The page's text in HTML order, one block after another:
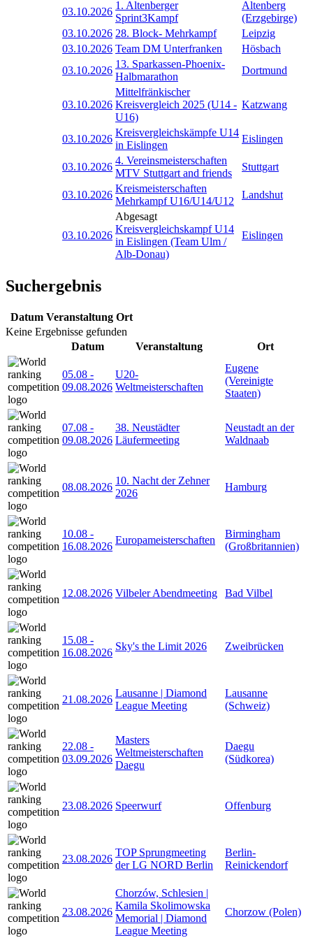
03.10.2026
1. Altenberger
Sprint3Kampf
Altenberg
(Erzgebirge)
03.10.2026 28. Block- Mehrkampf
Leipzig
03.10.2026 Team DM Unterfranken
Hösbach
03.10.2026
13. Sparkassen-Phoenix-
Halbmarathon
Dortmund
03.10.2026
Mittelfränkischer
Kreisvergleich 2025 (U14 -
U16)
Katzwang
03.10.2026
Kreisvergleichskämpfe U14
in Eislingen
Eislingen
03.10.2026
4. Vereinsmeisterschaften
MTV Stuttgart and friends
Stuttgart
03.10.2026
Kreismeisterschaften
Mehrkampf U16/U14/U12
Landshut
03.10.2026
Abgesagt
Kreisvergleichskampf U14
in Eislingen (Team Ulm /
Alb-Donau)
Eislingen
Suchergebnis
Datum Veranstaltung Ort
Keine Ergebnisse gefunden
Datum
Veranstaltung Ort
05.08 -
09.08.2026
U20-
Weltmeisterschaften
Eugene
(Vereinigte
Staaten)
07.08 -
09.08.2026
38. Neustädter
Läufermeeting
Neustadt an der
Waldnaab
08.08.2026
10. Nacht der Zehner
2026
Hamburg
10.08 -
16.08.2026
Europameisterschaften
Birmingham
(Großbritannien)
12.08.2026 Vilbeler Abendmeeting Bad Vilbel
15.08 -
16.08.2026
Sky's the Limit 2026 Zweibrücken
21.08.2026
Lausanne | Diamond
League Meeting
Lausanne
(Schweiz)
22.08 -
03.09.2026
Masters
Weltmeisterschaften
Daegu
Daegu
(Südkorea)
23.08.2026 Speerwurf Offenburg
23.08.2026
TOP Sprungmeeting
der LG NORD Berlin
Berlin-
Reinickendorf
23.08.2026
Chorzów, Schlesien |
Kamila Skolimowska
Memorial | Diamond
League Meeting
Chorzow (Polen)